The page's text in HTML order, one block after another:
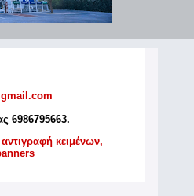
6986795663.
κειμένων,